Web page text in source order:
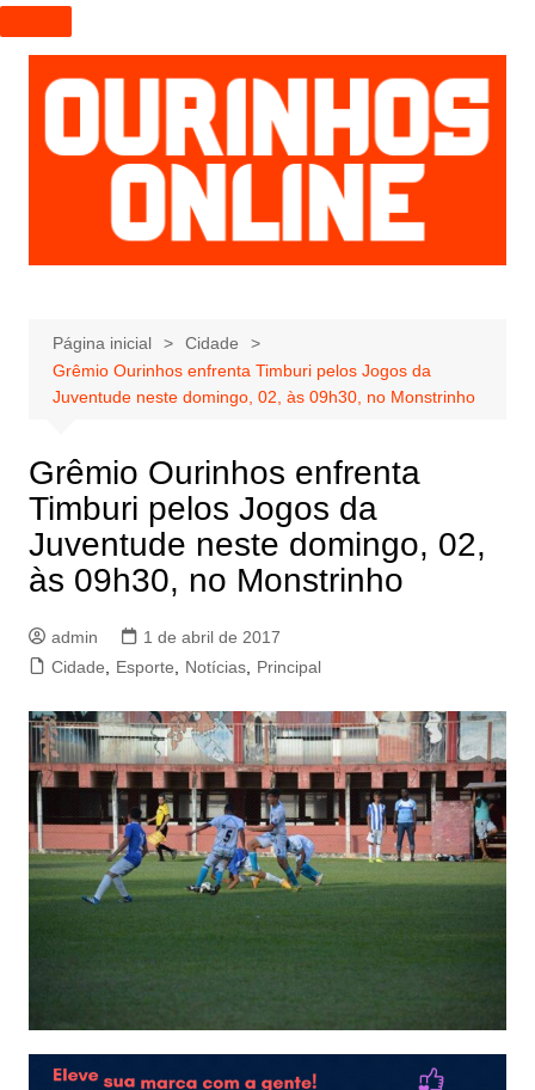
I
r
p
a
r
a
e
ú
d
Página inicial
Cidade
Grêmio Ourinhos enfrenta Timburi pelos Jogos da
Juventude neste domingo, 02, às 09h30, no Monstrinho
Grêmio Ourinhos enfrenta
Timburi pelos Jogos da
Juventude neste domingo, 02,
às 09h30, no Monstrinho
admin
1 de abril de 2017
Cidade
Esporte Notícias, Principal